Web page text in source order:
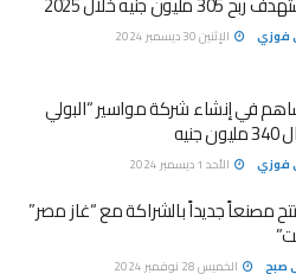
فوزي الإثنين 30 ديسمبر 2024
في إنشاء شركة مواسير “البولي
فوزي الأحد 1 ديسمبر 2024
مصنعاً جديداً بالشراكة مع “غاز مصر”
صبح الخميس 28 نوفمبر 2024